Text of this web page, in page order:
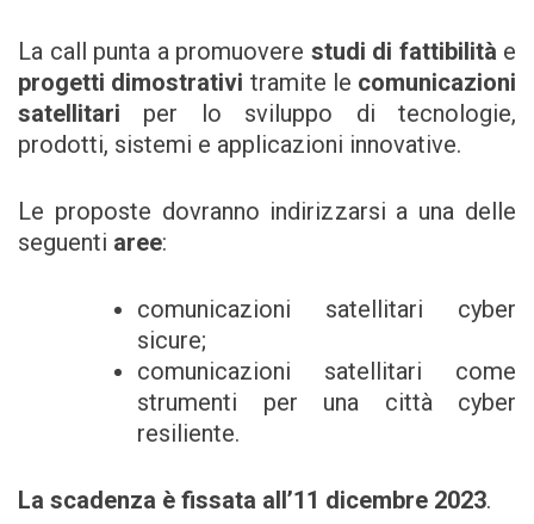
La call punta a promuovere studi di fattibilità e
progetti dimostrativi tramite le comunicazioni
satellitari per lo sviluppo di tecnologie,
prodotti, sistemi e applicazioni innovative.
Le proposte dovranno indirizzarsi a una delle
seguenti aree:
comunicazioni satellitari cyber
sicure;
comunicazioni satellitari come
strumenti per una città cyber
resiliente.
La scadenza è fissata all’11 dicembre 2023.